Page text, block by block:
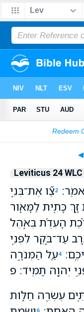
◄
Leviticus 24 WLC
2צַ֞ו אֶת־בְּנֵ֣י
זָ֛ךְ כָּתִ֖ית לַמָּאֹ֑ור
הָעֵדֻ֜ת בְּאֹ֣הֶל
עַד־בֹּ֛קֶר לִפְנֵ֥י
4עַ֚ל הַמְּנֹרָ֣ה
יְהוָ֖ה תָּמִֽיד׃ פ
עֶשְׂרֵ֖ה חַלֹּ֑ות
6